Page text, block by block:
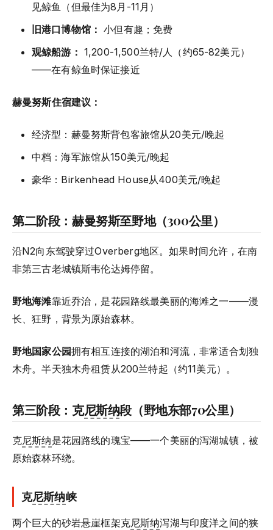
见鲸鱼（但最佳为8月-11月）
旧港口博物馆： 小但有趣；免费
观鲸船游： 1,200-1,500兰特/人（约65-82美元）
——在有鲸鱼时保证接近
赫曼努斯住宿建议：
经济型：赫曼努斯背包客旅馆从20美元/晚起
中档：海军旅馆从150美元/晚起
豪华：Birkenhead House从400美元/晚起
第二阶段：赫曼努斯至野地（300公里）
沿N2向东驾驶穿过Overberg地区。如果时间允许，在南
非第三古老城镇斯韦伦达姆停留。
野地海滩靠近乔治，是花园路线最美丽的海滩之一——漫
长、狂野，背景为原始森林。
野地国家公园拥有相互连接的湖泊和河流，非常适合划独
木舟。半天独木舟租赁从200兰特起（约11美元）。
第三阶段：克尼斯纳段（野地东部70公里）
克尼斯纳是花园路线的瑰宝——一个美丽的泻湖城镇，被
原始森林环绕。
克尼斯纳峡
两个巨大的砂岩悬崖框架克尼斯纳泻湖与印度洋之间的狭